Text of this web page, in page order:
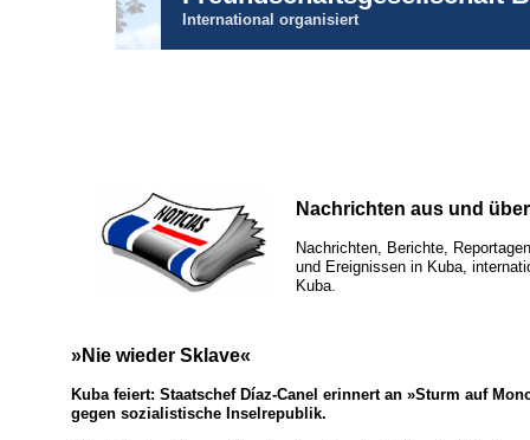
International organisiert
Nachrichten aus und
Nachrichten, Berichte,
und Ereignissen in Kuba,
Kuba.
»Nie wieder Sklave«
Kuba feiert: Staatschef Díaz-Canel erinnert an »Sturm auf
gegen sozialistische Inselrepublik.